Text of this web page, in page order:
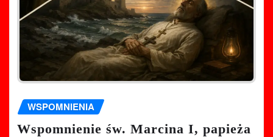
WSPOMNIENIA
Wspomnienie św. Marcina I, papieża